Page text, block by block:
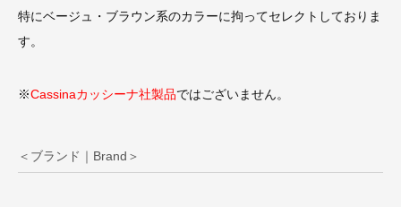
特にベージュ・ブラウン系のカラーに拘ってセレクトしておりま
す。
※Cassinaカッシーナ社製品ではございません。
＜ブランド｜Brand＞